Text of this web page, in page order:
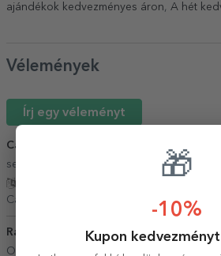
ajándékok kedvezményes áron
A hét
Vélemények
Írj egy véleményt
Caloian Adam Venera
seriozitate si promptitudine. servicii de
Caloian Adam Venera,
Románia
Radu 22 Június 2026
O echipa extraordinara. Foarte prompti in
🎁
-10%
Kupon